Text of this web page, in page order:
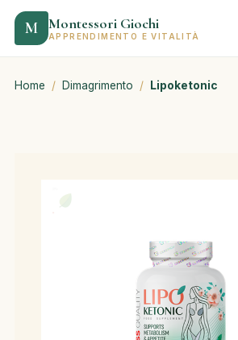
M Montessori Giochi
APPRENDIMENTO E VITALITÀ
Home / Dimagrimento / Lipoketonic